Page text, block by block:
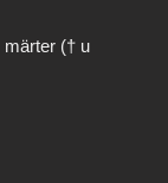
märter († u